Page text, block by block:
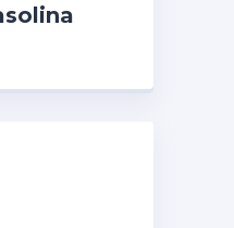
PALIO
–